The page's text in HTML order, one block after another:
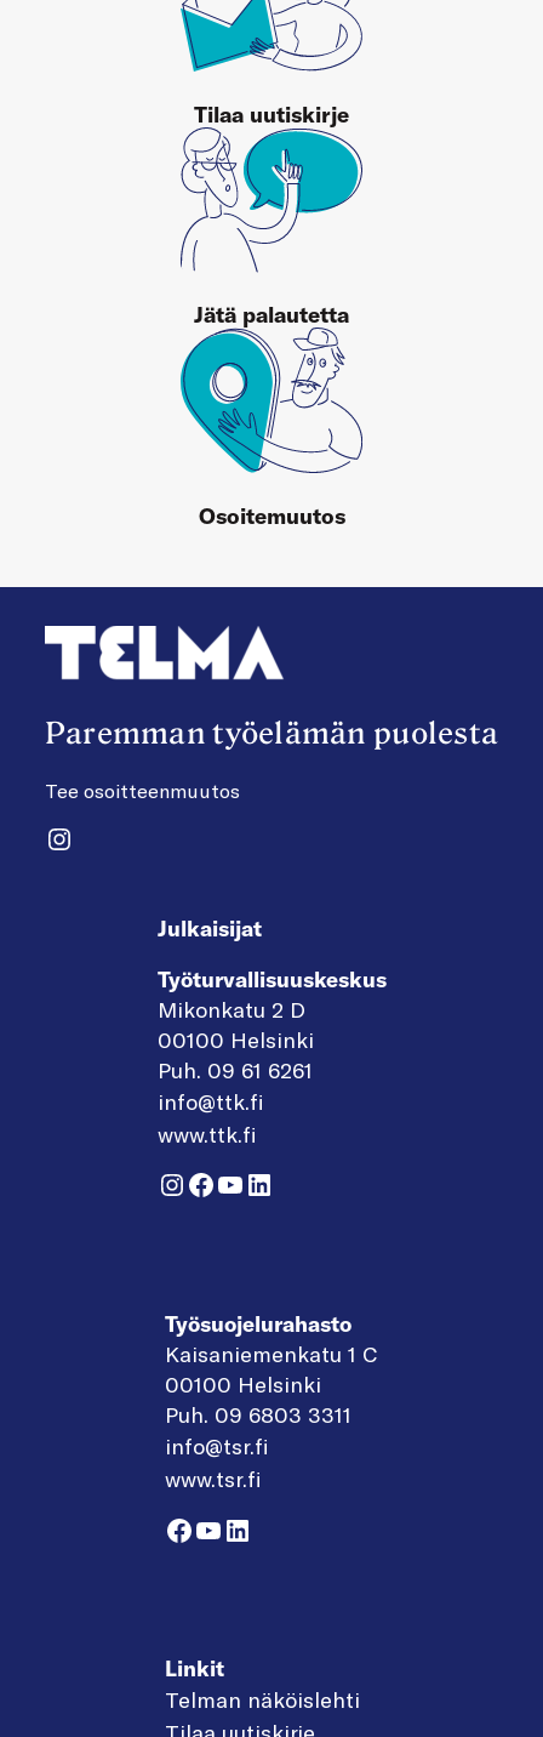
Tilaa uutiskirje
Jätä palautetta
Osoitemuutos
Paremman työelämän puolesta
Tee osoitteenmuutos
Instagram
Julkaisijat
Työturvallisuuskeskus
Mikonkatu 2 D
00100 Helsinki
Puh. 09 61 6261
info@ttk.fi
www.ttk.fi
Instagram
Facebook
YouTube
LinkedIn
Työsuojelurahasto
Kaisaniemenkatu 1 C
00100 Helsinki
Puh. 09 6803 3311
info@tsr.fi
www.tsr.fi
Facebook
YouTube
LinkedIn
Linkit
Telman näköislehti